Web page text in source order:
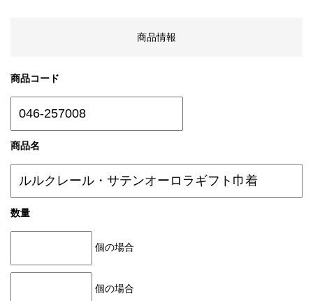
商品情報
商品コード
商品名
数量
個の場合
個の場合